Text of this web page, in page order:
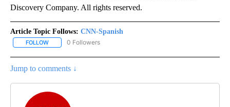
Discovery Company. All rights reserved.
Article Topic Follows: CNN-Spanish
FOLLOW FOLLOW "CNN-SPANISH" TO RECEIVE NOTIFICATIONS ABOUT
0 Followers
Jump to comments ↓